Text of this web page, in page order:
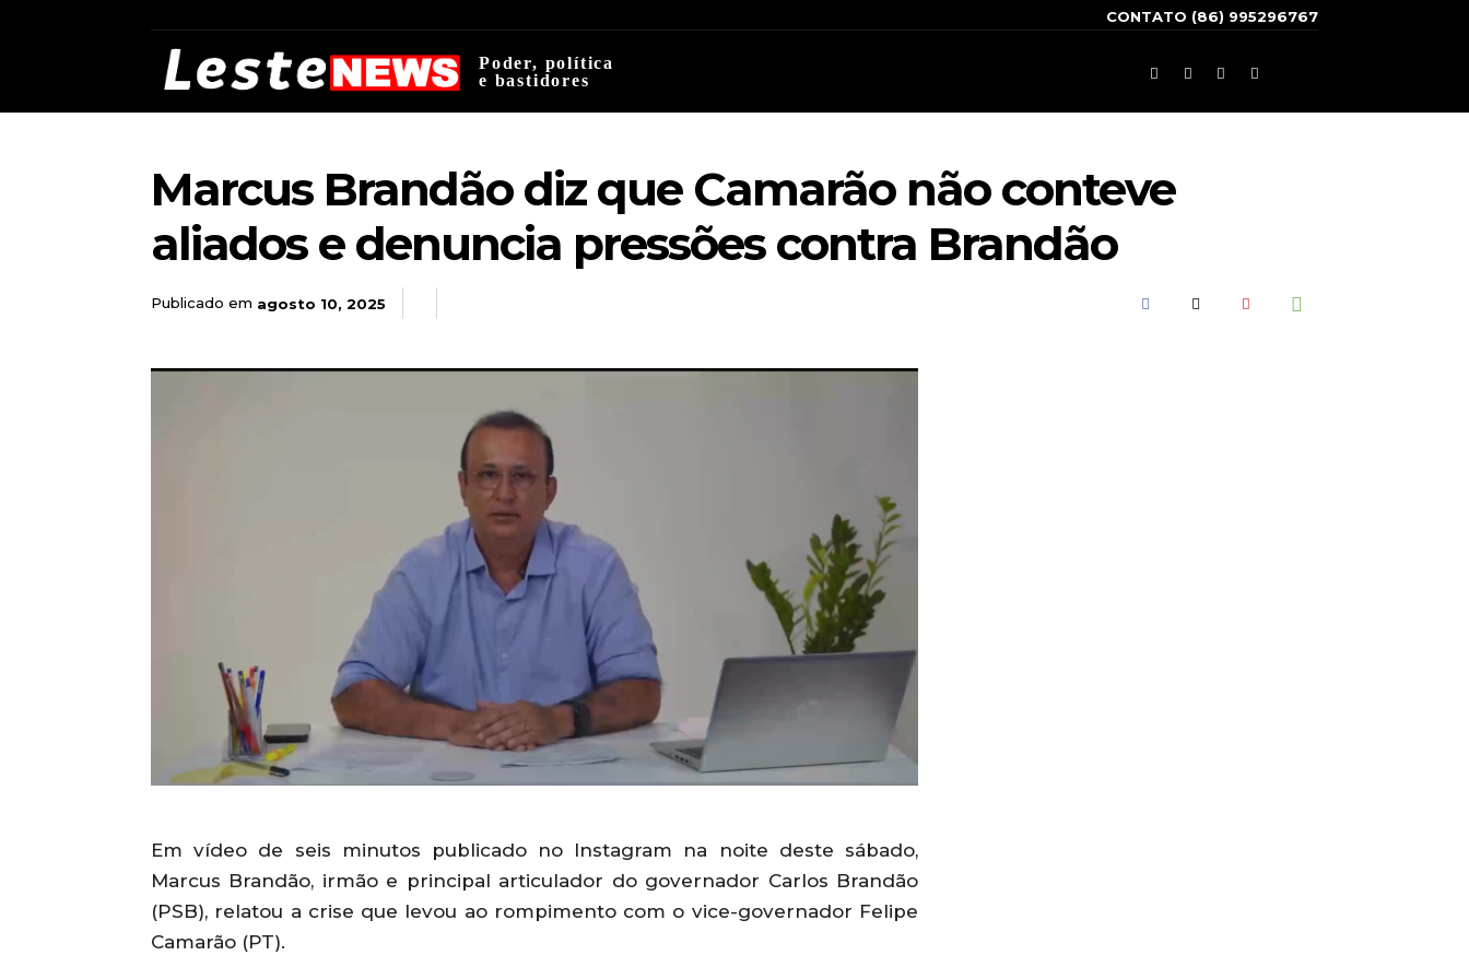
CONTATO (86) 995296767
Poder, política
e bastidores
Marcus Brandão diz que Camarão não conteve
aliados e denuncia pressões contra Brandão
Publicado em agosto 10, 2025
Em vídeo de seis minutos publicado no Instagram na noite deste sábado,
Marcus Brandão, irmão e principal articulador do governador Carlos Brandão
(PSB), relatou a crise que levou ao rompimento com o vice-governador Felipe
Camarão (PT).